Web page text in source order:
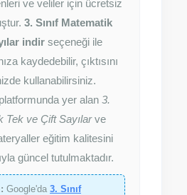
ve veliler için ücretsiz
3. Sınıf Matematik
indir seçeneği ile
kaydedebilir, çıktısını
kullanabilirsiniz.
yer alan 3.
Tek ve Çift Sayılarve
eğitim kalitesini
güncel tutulmaktadır.
Google'da 3. Sınıf